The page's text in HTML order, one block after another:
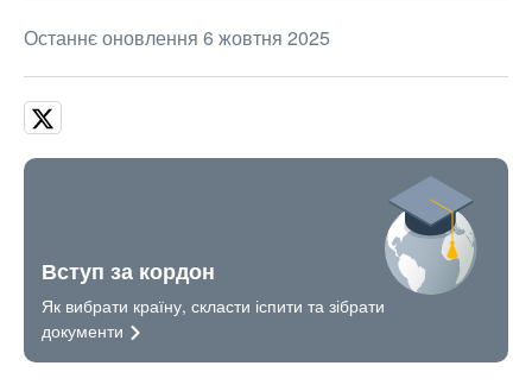
Останнє оновлення 6 жовтня 2025
Вступ за кордон
Як вибрати країну, скласти іспити та зібрати
документи